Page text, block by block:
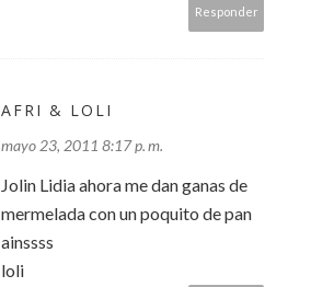
Responder
AFRI & LOLI
mayo 23, 2011 8:17 p. m.
Jolin Lidia ahora me dan ganas de
mermelada con un poquito de pan
ainssss
loli